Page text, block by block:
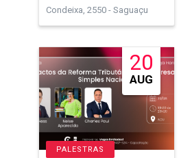
Condeixa, 2550 - Saguaçu
20
AUG
PALESTRAS